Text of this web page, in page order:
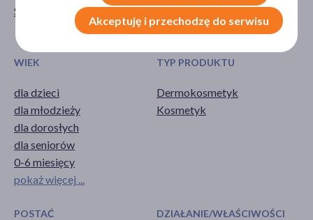
SPF 50+
Mężczyzna
Kobieta
WIEK
dla dzieci
dla młodzieży
dla dorosłych
dla seniorów
0-6 miesięcy
pokaż więcej ...
TYP PRODUKTU
Dermokosmetyk
Kosmetyk
POSTAĆ DZIAŁANIE/WŁAŚCIWOŚCI
Akceptuję i przechodzę do serwisu